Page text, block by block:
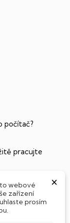
počítač?
pracujte
×
webové
zařízení
prosím